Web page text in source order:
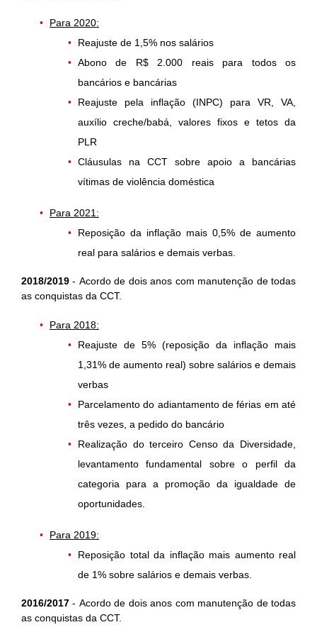
Para 2020:
Reajuste de 1,5% nos salários
Abono de R$ 2.000 reais para todos os
bancários e bancárias
Reajuste pela inflação (INPC) para VR, VA,
auxílio creche/babá, valores fixos e tetos da
PLR
Cláusulas na CCT sobre apoio a bancárias
vítimas de violência doméstica
Para 2021:
Reposição da inflação mais 0,5% de aumento
real para salários e demais verbas.
2018/2019 - Acordo de dois anos com manutenção de todas
as conquistas da CCT.
Para 2018:
Reajuste de 5% (reposição da inflação mais
1,31% de aumento real) sobre salários e demais
verbas
Parcelamento do adiantamento de férias em até
três vezes, a pedido do bancário
Realização do terceiro Censo da Diversidade,
levantamento fundamental sobre o perfil da
categoria para a promoção da igualdade de
oportunidades.
Para 2019:
Reposição total da inflação mais aumento real
de 1% sobre salários e demais verbas.
2016/2017 - Acordo de dois anos com manutenção de todas
as conquistas da CCT.